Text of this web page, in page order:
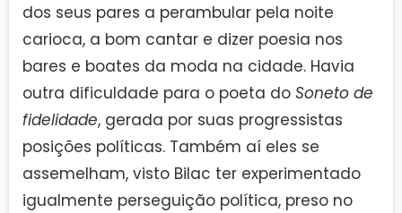
dos seus pares a perambular pela noite
carioca, a bom cantar e dizer poesia nos
bares e boates da moda na cidade. Havia
outra dificuldade para o poeta do Soneto de
fidelidade, gerada por suas progressistas
posições políticas. Também aí eles se
assemelham, visto Bilac ter experimentado
igualmente perseguição política, preso no